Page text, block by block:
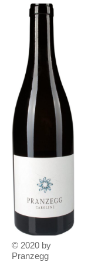
© 2020 by
Pranzegg